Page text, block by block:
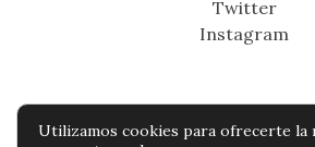
Twitter
Instagram
Utilizamos cookies para ofrecerte la